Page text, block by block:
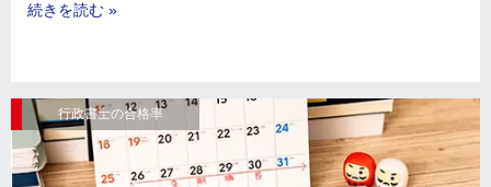
続きを読む »
行政書士の合格率